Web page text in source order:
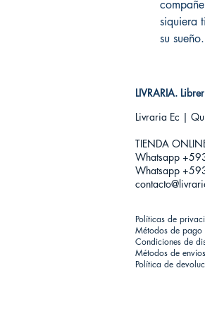
siquiera
su sueño.
LIVRARIA.
Livraria Ec |
TIENDA
Whatsapp
Whatsapp
Políticas de
Métodos de pago
Condiciones de
Métodos de envíos
Política de